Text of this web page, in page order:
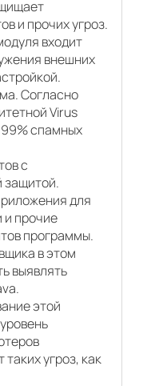
и прочих угроз.
входит
внешних
Согласно
Virus
спамных
с
защитой.
для
и прочие
программы.
в этом
выявлять
этой
угроз, как